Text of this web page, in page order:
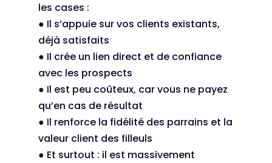
les cases :
● Il s’appuie sur vos clients existants,
déjà satisfaits
● Il crée un lien direct et de confiance
avec les prospects
● Il est peu coûteux, car vous ne payez
qu’en cas de résultat
● Il renforce la fidélité des parrains et la
valeur client des filleuls
● Et surtout : il est massivement